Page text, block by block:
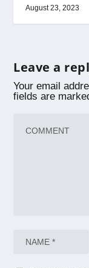
August 23, 2023
Leave a
Your email
fields are